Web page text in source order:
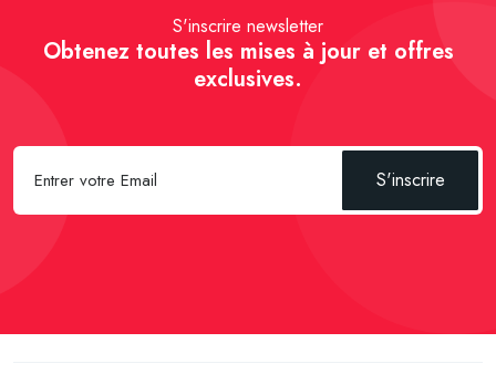
S'inscrire newsletter
Obtenez toutes les mises à jour et offres
exclusives.
S'inscrire